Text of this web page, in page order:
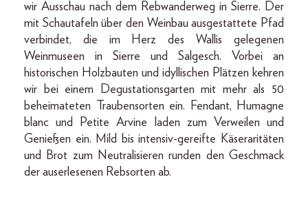
wir Ausschau nach dem Rebwanderweg in Sierre. Der
mit Schautafeln über den Weinbau ausgestattete Pfad
verbindet, die im Herz des Wallis gelegenen
Weinmuseen in Sierre und Salgesch. Vorbei an
historischen Holzbauten und idyllischen Plätzen kehren
wir bei einem Degustationsgarten mit mehr als 50
beheimateten Traubensorten ein. Fendant, Humagne
blanc und Petite Arvine laden zum Verweilen und
Genießen ein. Mild bis intensiv-gereifte Käseraritäten
und Brot zum Neutralisieren runden den Geschmack
der auserlesenen Rebsorten ab.